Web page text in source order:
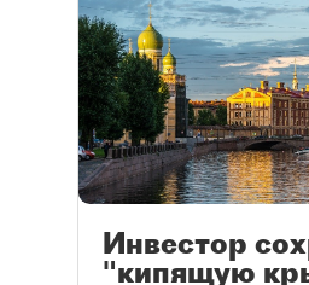
Инвестор
"кипящую